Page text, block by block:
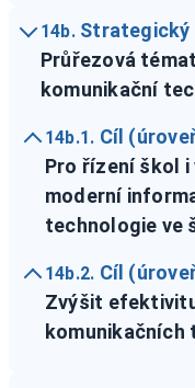
14b. Strategický
Průřezová
komunikační
14b.1. Cíl
Pro řízení škol
moderní
technologie ve
14b.2. Cíl
Zvýšit
komunikačních